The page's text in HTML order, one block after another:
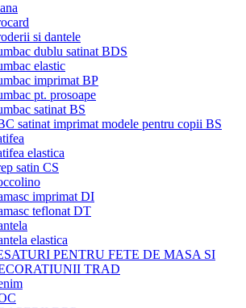
si dantele
dublu satinat BDS
elastic
imprimat BP
pt. prosoape
satinat BS
satinat imprimat modele pentru copii BS
elastica
satin CS
imprimat DI
teflonat DT
elastica
PENTRU FETE DE MASA SI
TRAD